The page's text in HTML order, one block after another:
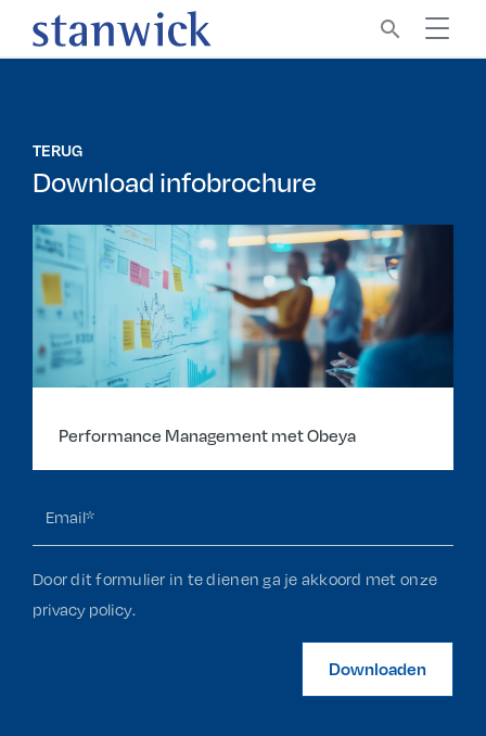
search
TERUG
Download infobrochure
Performance Management met Obeya
Door dit formulier in te dienen ga je akkoord met onze
privacy policy.
Downloaden